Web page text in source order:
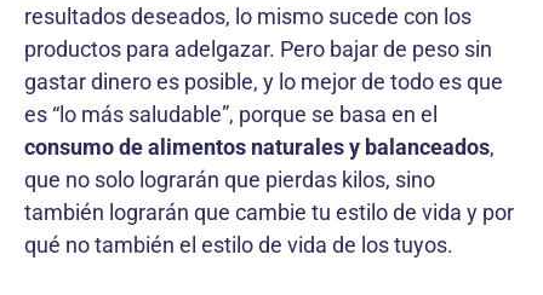
resultados deseados, lo mismo sucede con los
productos para adelgazar. Pero bajar de peso sin
gastar dinero es posible, y lo mejor de todo es que
es “lo más saludable”, porque se basa en el
consumo de alimentos naturales y balanceados,
que no solo lograrán que pierdas kilos, sino
también lograrán que cambie tu estilo de vida y por
qué no también el estilo de vida de los tuyos.